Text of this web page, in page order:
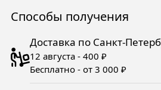
Споcобы получения
Доставка по Санкт-
12 августа - 400 ₽
Бесплатно - от 3 000 ₽